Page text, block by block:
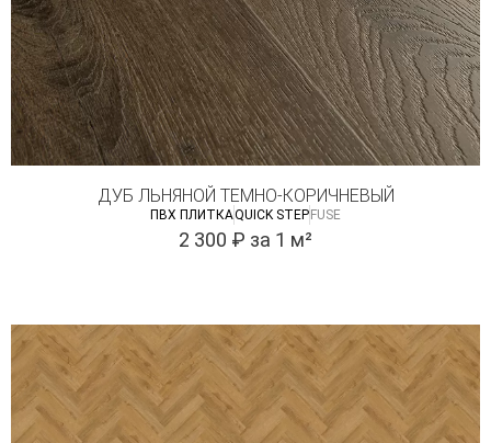
ДУБ ЛЬНЯНОЙ ТЕМНО-КОРИЧНЕВЫЙ
ПВХ ПЛИТКАQUICK STEPFUSE
2 300 ₽ за 1 м²